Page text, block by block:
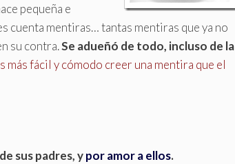
pequeña e
cuenta mentiras… tantas mentiras que ya no
su contra.Se adueñó de todo, incluso de la
más fácil y cómodo creer una mentira que el
sus padres, ypor amor a ellos.